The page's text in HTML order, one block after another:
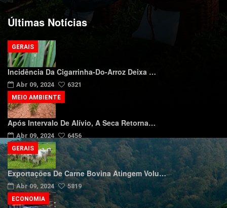
Últimas Notícias
Incidência Da Cigarrinha-Do-Arroz Deixa …
Abr 09, 2024 6321
GERAIS
Após Intervalo De Alívio, A Seca Retorna…
Abr 09, 2024 6456
MEIO AMBIENTE
Exportações De Carne Bovina Atingem Volu…
Abr 09, 2024 5819
GERAIS
ECONOMIA